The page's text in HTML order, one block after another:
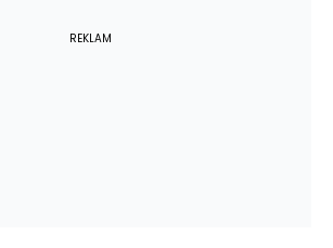
REKLAM